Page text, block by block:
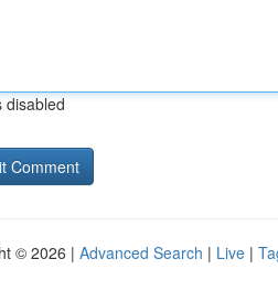
disabled
© 2026 | Advanced Search | Live |